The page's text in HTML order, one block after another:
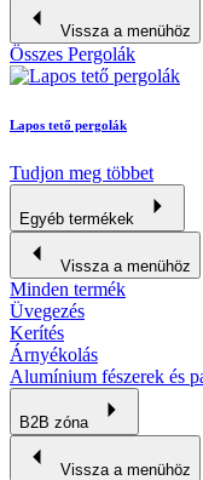
Vissza a menühöz
Összes Pergolák
Lapos tető pergolák
Tudjon meg többet
Egyéb termékek
Vissza a menühöz
Minden termék
Üvegezés
Kerítés
Árnyékolás
Alumínium fészerek és
B2B zóna
Vissza a menühöz